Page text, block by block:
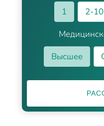
1
2-10
Высшее